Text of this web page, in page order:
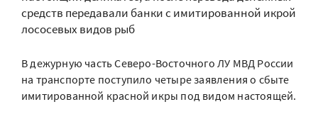
средств передавали банки с имитированной икрой
лососевых видов рыб
В дежурную часть Северо-Восточного ЛУ МВД России
на транспорте поступило четыре заявления о сбыте
имитированной красной икры под видом настоящей.